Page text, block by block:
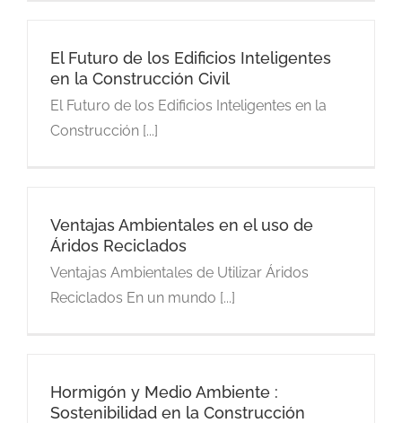
El Futuro de los Edificios Inteligentes
en la Construcción Civil
El Futuro de los Edificios Inteligentes en la
Construcción [...]
Ventajas Ambientales en el uso de
Áridos Reciclados
Ventajas Ambientales de Utilizar Áridos
Reciclados En un mundo [...]
Hormigón y Medio Ambiente :
Sostenibilidad en la Construcción